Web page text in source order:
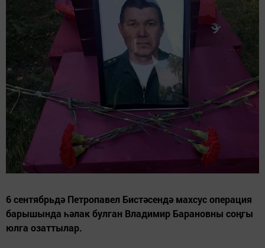
6 сентябрьдә Петропавел Бистәсендә махсус операция
барышында һәлак булган Владимир Барановны соңгы
юлга озаттылар.